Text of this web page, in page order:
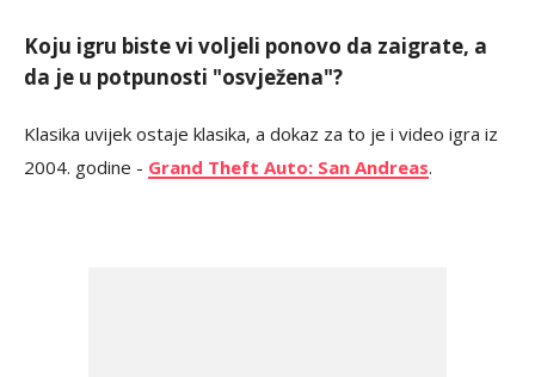
Koju igru biste vi voljeli ponovo da zaigrate, a
da je u potpunosti "osvježena"?
Klasika uvijek ostaje klasika, a dokaz za to je i video igra iz
2004. godine - Grand Theft Auto: San Andreas.